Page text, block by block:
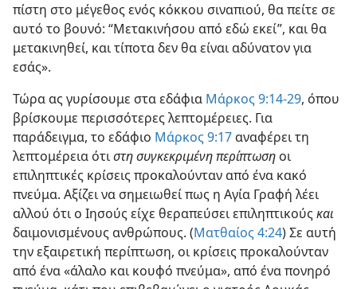
πίστη στο μέγεθος ενός κόκκου σιναπιού, θα πείτε σε
αυτό το βουνό: “Μετακινήσου από εδώ εκεί”, και θα
μετακινηθεί, και τίποτα δεν θα είναι αδύνατον για
εσάς».
Τώρα ας γυρίσουμε στα εδάφια Μάρκος 9:14-29, όπου
βρίσκουμε περισσότερες λεπτομέρειες. Για
παράδειγμα, το εδάφιο Μάρκος 9:17αναφέρει τη
λεπτομέρεια ότιστη συγκεκριμένη περίπτωση οι
επιληπτικές κρίσεις προκαλούνταν από ένα κακό
πνεύμα. Αξίζει να σημειωθεί πως η Αγία Γραφή λέει
αλλού ότι ο Ιησούς είχε θεραπεύσει επιληπτικούς και
δαιμονισμένους ανθρώπους. (Ματθαίος 4:24) Σε αυτή
την εξαιρετική περίπτωση, οι κρίσεις προκαλούνταν
από ένα «άλαλο και κουφό πνεύμα», από ένα πονηρό